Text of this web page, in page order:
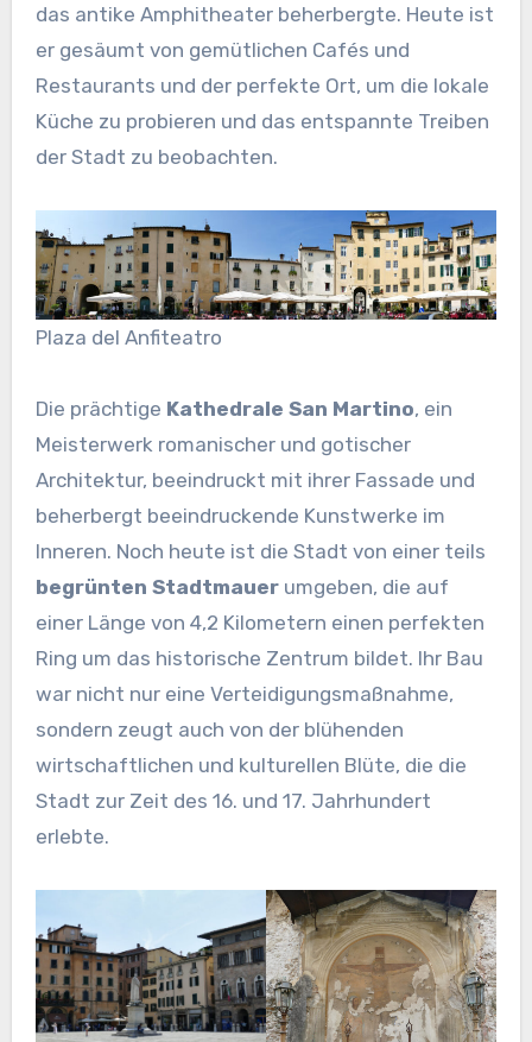
das antike Amphitheater beherbergte. Heute ist
er gesäumt von gemütlichen Cafés und
Restaurants und der perfekte Ort, um die lokale
Küche zu probieren und das entspannte Treiben
der Stadt zu beobachten.
Plaza del Anfiteatro
Die prächtige Kathedrale San Martino, ein
Meisterwerk romanischer und gotischer
Architektur, beeindruckt mit ihrer Fassade und
beherbergt beeindruckende Kunstwerke im
Inneren. Noch heute ist die Stadt von einer teils
begrünten Stadtmauerumgeben, die auf
einer Länge von 4,2 Kilometern einen perfekten
Ring um das historische Zentrum bildet. Ihr Bau
war nicht nur eine Verteidigungsmaßnahme,
sondern zeugt auch von der blühenden
wirtschaftlichen und kulturellen Blüte, die die
Stadt zur Zeit des 16. und 17. Jahrhundert
erlebte.